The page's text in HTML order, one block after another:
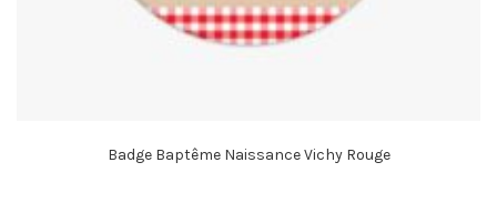
Badge Baptême Naissance Vichy Rouge